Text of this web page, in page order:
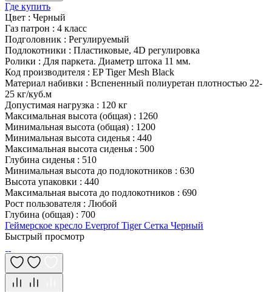
Где купить
Цвет : Черный
Газ патрон : 4 класс
Подголовник : Регулируемый
Подлокотники : Пластиковые, 4D регулировка
Ролики : Для паркета. Диаметр штока 11 мм.
Код производителя : EP Tiger Mesh Black
Материал набивки : Вспененный полиуретан плотностью 22-
25 кг/куб.м
Допустимая нагрузка : 120 кг
Максимальная высота (общая) : 1260
Минимальная высота (общая) : 1200
Минимальная высота сиденья : 440
Максимальная высота сиденья : 500
Глубина сиденья : 510
Минимальная высота до подлокотников : 630
Высота упаковки : 440
Максимальная высота до подлокотников : 690
Рост пользователя : Любой
Глубина (общая) : 700
Геймерское кресло Everprof Tiger Сетка Черный
Быстрый просмотр